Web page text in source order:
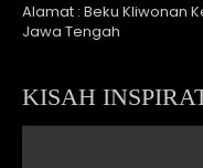
Alamat : Beku Kliwonan
Jawa Tengah
KISAH